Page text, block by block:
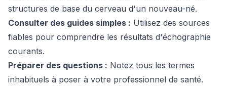
structures de base du cerveau d'un nouveau-né.
Consulter des guides simples : Utilisez des sources
fiables pour comprendre les résultats d'échographie
courants.
Préparer des questions : Notez tous les termes
inhabituels à poser à votre professionnel de santé.